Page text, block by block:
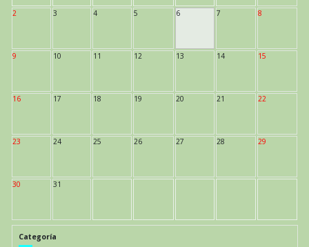
2 3 4 5 6 7 8
9 10 11 12 13 14 15
16 17 18 19 20 21 22
23 24 25 26 27 28 29
30 31
Categoría